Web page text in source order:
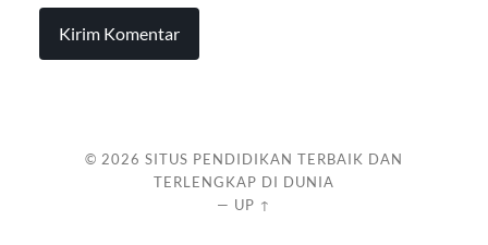
© 2026 SITUS PENDIDIKAN TERBAIK DAN
TERLENGKAP DI DUNIA
— UP ↑